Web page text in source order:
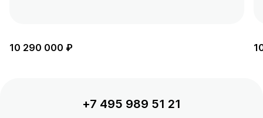
10 290 000 ₽
+7 495 989 51 21